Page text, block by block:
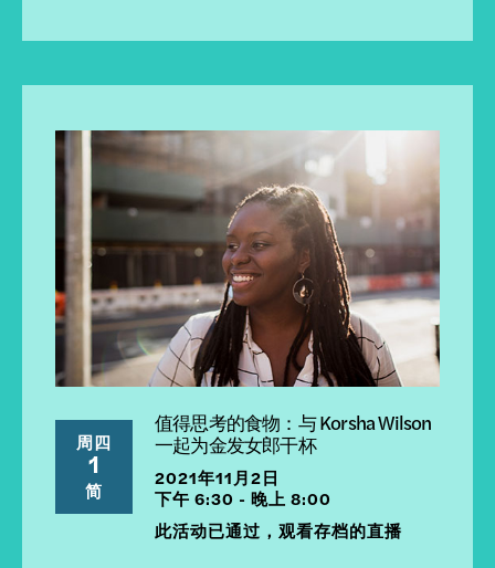
周四
1
简
值得思考的食物：与 Korsha Wilson
一起为金发女郎干杯
2021年11月2日
下午 6:30 - 晚上 8:00
此活动已通过，观看存档的直播